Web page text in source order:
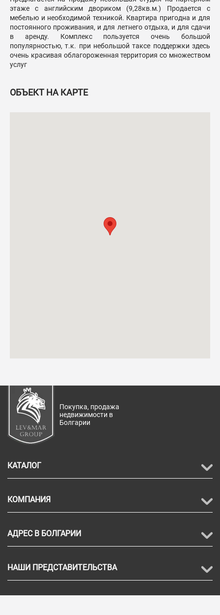
этаже с английским двориком (9,28кв.м.) Продается с
мебелью и необходимой техникой. Квартира пригодна и для
постоянного проживания, и для летнего отдыха, и для сдачи
в аренду. Комплекс пользуется очень большой
популярностью, т.к. при небольшой таксе поддержки здесь
очень красивая облагороженная территория со множеством
услуг
ОБЪЕКТ НА КАРТЕ
Покупка, продажа
недвижимости в
Болгарии
КАТАЛОГ
КОМПАНИЯ
АДРЕС В БОЛГАРИИ
НАШИ ПРЕДСТАВИТЕЛЬСТВА